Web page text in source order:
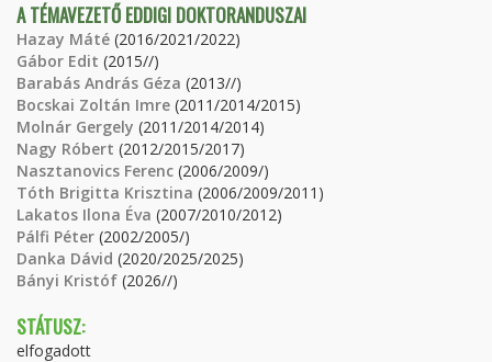
A TÉMAVEZETŐ EDDIGI DOKTORANDUSZAI
Hazay Máté (2016/2021/2022)
Gábor Edit (2015//)
Barabás András Géza (2013//)
Bocskai Zoltán Imre (2011/2014/2015)
Molnár Gergely (2011/2014/2014)
Nagy Róbert (2012/2015/2017)
Nasztanovics Ferenc (2006/2009/)
Tóth Brigitta Krisztina (2006/2009/2011)
Lakatos Ilona Éva (2007/2010/2012)
Pálfi Péter (2002/2005/)
Danka Dávid (2020/2025/2025)
Bányi Kristóf (2026//)
STÁTUSZ:
elfogadott